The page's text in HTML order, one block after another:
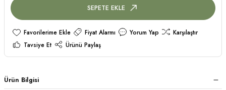
SEPETE EKLE
Fiyat Alarmı Yorum Yap
Karşılaştır
Tavsiye Et
Ürünü Paylaş
Ürün Bilgisi